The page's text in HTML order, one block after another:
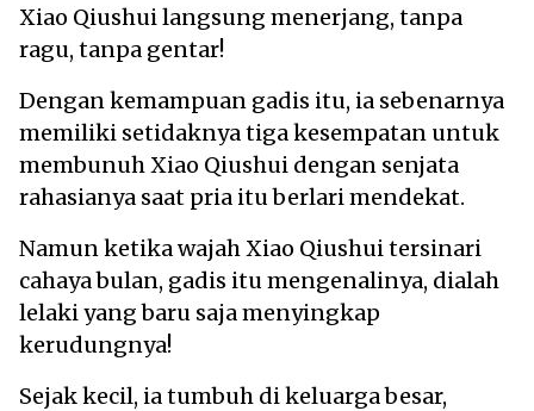
Xiao Qiushui langsung menerjang, tanpa
ragu, tanpa gentar!
Dengan kemampuan gadis itu, ia sebenarnya
memiliki setidaknya tiga kesempatan untuk
membunuh Xiao Qiushui dengan senjata
rahasianya saat pria itu berlari mendekat.
Namun ketika wajah Xiao Qiushui tersinari
cahaya bulan, gadis itu mengenalinya, dialah
lelaki yang baru saja menyingkap
kerudungnya!
Sejak kecil, ia tumbuh di keluarga besar,